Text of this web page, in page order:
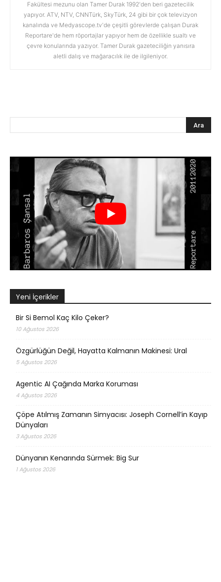
Fakültesi mezunu olan Tamer Durak 1992'den beri gazetecilik
yapıyor. ATV, NTV, CNNTürk, SkyTürk, 24 gibi bir çok televizyon
kanalında ve Medyascope.tv'de çeşitli görevlerde çalışan Durak
Reportare'de hem röportajlar yapıyor hem de özellikle sualtı ve
çevre konularında yazıyor. Tamer Durak gazeteciliğin yanısıra
aletli dalış ve mağaracılık ile de ilgileniyor.
Yeni İçerikler
Bir Si Bemol Kaç Kilo Çeker?
10 Ağustos 2026
Özgürlüğün Değil, Hayatta Kalmanın Makinesi: Ural
5 Ağustos 2026
Agentic AI Çağında Marka Koruması
4 Ağustos 2026
Çöpe Atılmış Zamanın Simyacısı: Joseph Cornell’in Kayıp
Dünyaları
3 Ağustos 2026
Dünyanın Kenarında Sürmek: Big Sur
1 Ağustos 2026